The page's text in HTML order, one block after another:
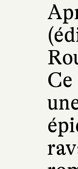
Ce